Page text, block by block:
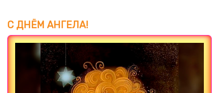
С ДНЁМ АНГЕЛА!
Загрузка картинки...